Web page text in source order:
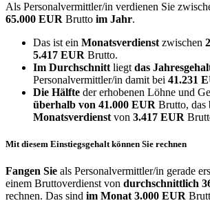
Als Personalvermittler/in verdienen Sie
65.000 EUR Brutto im Jahr.
Das ist ein Monatsverdienst zwischen
5.417 EUR Brutto.
Im Durchschnitt liegt das
Personalvermittler/in damit bei 41.231
Die Hälfte der erhobenen Löhne und
überhalb von 41.000 EUR Brutto, das
Monatsverdienst von 3.417 EUR
Mit diesem Einstiegsgehalt können Sie rechnen
Fangen Sie als Personalvermittler/in gerade
einem Bruttoverdienst von durchschnittlich
rechnen. Das sind im Monat 3.000 EUR